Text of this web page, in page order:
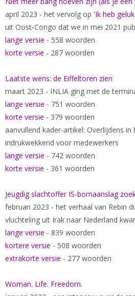
april 2023 - het vervolg op 'Ik heb geluk
uit Oost-Congo dat we in mei 2021
lange versie - 558 woorden
korte versie - 287 woorden
Laatste wens: de Eiffeltoren zien
maart 2023 - INLIA ging met de
lange versie - 751 woorden
korte versie - 379 woorden
aanvullend kader-artikel: Overlijdens in
indrukwekkend voor medewerkers
lange versie - 742 woorden
korte versie - 361 woorden
Jeugdig slachtoffer IS-bomaanslag
februari 2023 - het verhaal van Rebin
vluchteling uit Irak naar Nederland
lange versie - 839 woorden
kortere versie - 508 woorden
extrakorte versie - 277 woorden
Woman. Life. Freedom.